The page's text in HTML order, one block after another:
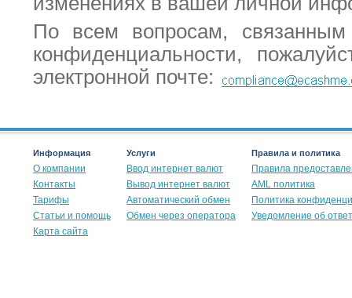
По всем вопросам,
конфиденциальности,
электронной почте:
Информация
О компании
Контакты
Тарифы
Статьи и помощь
Карта сайта
Услуги
Ввод интернет валют
Вывод интернет валют
Автоматический обмен
Обмен через оператора
Правила и политика
Правила
AML политика
Политика
Уведомление об